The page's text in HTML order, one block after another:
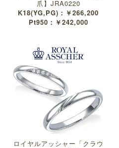
爪】JRA0220
K18(YG,PG)：￥266,200
Pt950：￥242,000
ロイヤルアッシャー「クラウ